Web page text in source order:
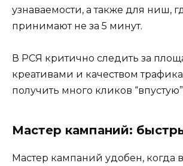
узнаваемости, а также для ниш,
принимают не за 5 минут.
В РСЯ критично следить за
креативами и качеством
получить много кликов
Мастер кампаний:
Мастер кампаний удобен, когда